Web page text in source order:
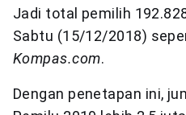
Jadi total pemilih
Sabtu (15/12/2018)
Kompas.com.
Dengan penetapan ini,